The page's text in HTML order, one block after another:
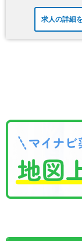
求人の詳細